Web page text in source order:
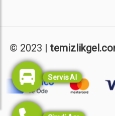
© 2023 |
Servis Al